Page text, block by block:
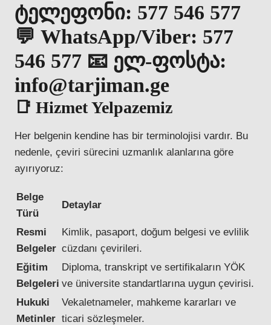
ტელეფონი: 577 546 577
💬 WhatsApp/Viber: 577
546 577 📧 ელ-ფოსტა:
info@tarjiman.ge
📑 Hizmet Yelpazemiz
Her belgenin kendine has bir terminolojisi vardır. Bu
nedenle, çeviri sürecini uzmanlık alanlarına göre
ayırıyoruz:
Belge
Türü
Detaylar
Resmi
Belgeler
Kimlik, pasaport, doğum belgesi ve evlilik
cüzdanı çevirileri.
Eğitim
Belgeleri
Diploma, transkript ve sertifikaların YÖK
ve üniversite standartlarına uygun çevirisi.
Hukuki
Metinler
Vekaletnameler, mahkeme kararları ve
ticari sözleşmeler.